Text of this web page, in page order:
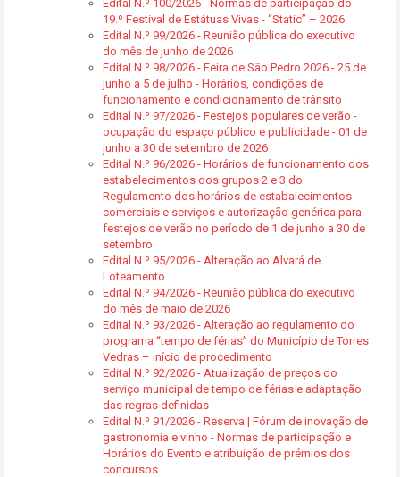
Edital N.º 100/2026 - Normas de participação do
19.º Festival de Estátuas Vivas - “Static” – 2026
Edital N.º 99/2026 - Reunião pública do executivo
do mês de junho de 2026
Edital N.º 98/2026 - Feira de São Pedro 2026 - 25 de
junho a 5 de julho - Horários, condições de
funcionamento e condicionamento de trânsito
Edital N.º 97/2026 - Festejos populares de verão -
ocupação do espaço público e publicidade - 01 de
junho a 30 de setembro de 2026
Edital N.º 96/2026 - Horários de funcionamento dos
estabelecimentos dos grupos 2 e 3 do
Regulamento dos horários de estabalecimentos
comerciais e serviços e autorização genérica para
festejos de verão no período de 1 de junho a 30 de
setembro
Edital N.º 95/2026 - Alteração ao Alvará de
Loteamento
Edital N.º 94/2026 - Reunião pública do executivo
do mês de maio de 2026
Edital N.º 93/2026 - Alteração ao regulamento do
programa “tempo de férias” do Município de Torres
Vedras – início de procedimento
Edital N.º 92/2026 - Atualização de preços do
serviço municipal de tempo de férias e adaptação
das regras definidas
Edital N.º 91/2026 - Reserva | Fórum de inovação de
gastronomia e vinho - Normas de participação e
Horários do Evento e atribuição de prémios dos
concursos